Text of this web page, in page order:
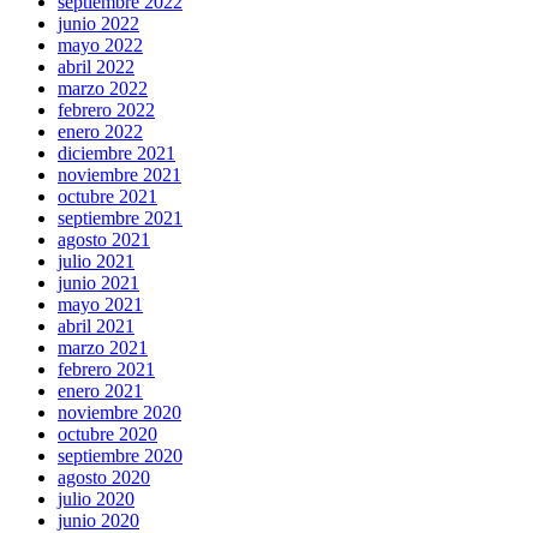
junio 2022
mayo 2022
abril 2022
marzo 2022
febrero 2022
enero 2022
diciembre 2021
noviembre 2021
octubre 2021
septiembre 2021
agosto 2021
julio 2021
junio 2021
mayo 2021
abril 2021
marzo 2021
febrero 2021
enero 2021
noviembre 2020
octubre 2020
septiembre 2020
agosto 2020
julio 2020
junio 2020